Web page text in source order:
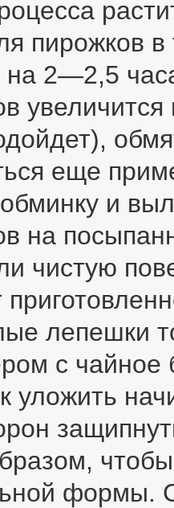
пирожков
на 2—2,5
еще
и
на
чистую
лепешки
с
уложить
формы.